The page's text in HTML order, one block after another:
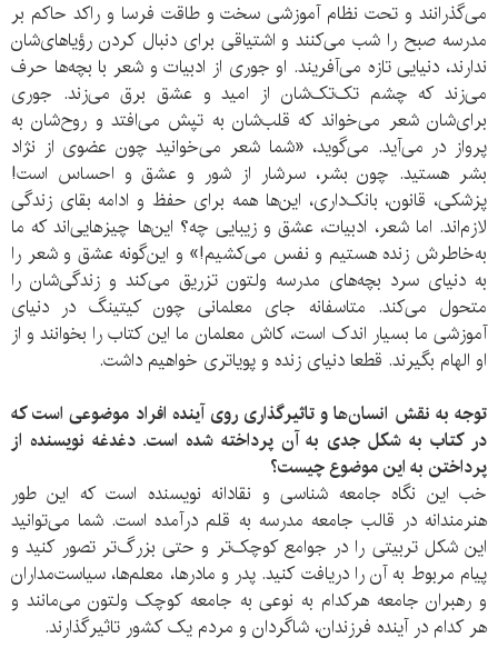
می‌گذرانند و تحت نظام آموزشی سخت و طاقت فرسا و راکد حاکم بر
مدرسه صبح را شب می‌کنند و اشتیاقی برای دنبال کردن رؤیاهای‌شان
ندارند، دنیایی تازه می‌آفریند. او جوری از ادبیات و شعر با بچه‌ها حرف
می‌زند که چشم تک‌تک‌شان از امید و عشق برق می‌زند. جوری
برای‌شان شعر می‌خواند که قلب‌شان به تپش می‌افتد و روح‌شان به
پرواز در می‌آید. می‌گوید، «شما شعر می‌خوانید چون عضوی از نژاد
بشر هستید. چون بشر، سرشار از شور و عشق و احساس است!
پزشکی، قانون، بانک‌داری، این‌ها همه برای حفظ و ادامه بقای زندگی
لازم‌اند. اما شعر، ادبیات، عشق و زیبایی چه؟ این‌ها چیزهایی‌اند که ما
به‌خاطرش زنده‌ هستیم و نفس می‌کشیم!» و این‌گونه عشق و شعر را
به دنیای سرد بچه‌های مدرسه ولتون تزریق می‌کند و زندگی‌شان را
متحول می‌کند. متاسفانه جای معلمانی چون کیتینگ در دنیای
آموزشی ما بسیار اندک است، کاش معلمان ما این کتاب را بخوانند و از
او الهام بگیرند. قطعا دنیای زنده و پویاتری خواهیم داشت.
توجه به نقش انسان‌ها و تاثیرگذاری روی آینده افراد موضوعی است که
در کتاب به شکل جدی به آن پرداخته شده است. دغدغه نویسنده از
پرداختن به این موضوع چیست؟
خب این نگاه جامعه شناسی و نقادانه نویسنده است که این طور
هنرمندانه در قالب جامعه‌ مدرسه به قلم درآمده است. شما می‌توانید
این شکل تربیتی را در جوامع کوچک‌تر و حتی بزرگ‌تر تصور کنید و
پیام مربوط به آن را دریافت کنید. پدر و مادرها، معلم‌ها، سیاست‌مداران
و رهبران جامعه هرکدام به نوعی به جامعه کوچک ولتون می‌مانند و
هر کدام در آینده فرزندان، شاگردان و مردم یک کشور تاثیرگذارند.